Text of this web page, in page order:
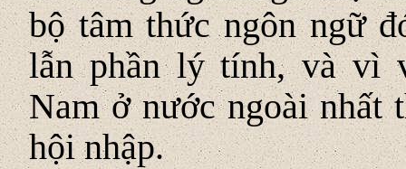
bộ tâm thức ngôn ngữ
lẫn phần lý tính, và vì
Nam ở nước ngoài nhất
hội nhập.